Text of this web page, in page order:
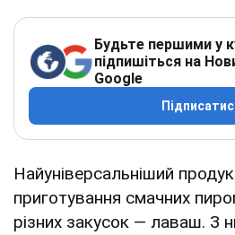
Будьте першими у
підпишіться на
Google
Найуніверсальніший
приготування смачних
різних закусок — лаваш. З